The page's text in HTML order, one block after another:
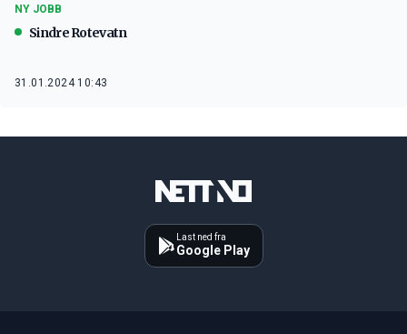
NY JOBB
Sindre Rotevatn
31.01.2024 10:43
Last ned fra
Google Play